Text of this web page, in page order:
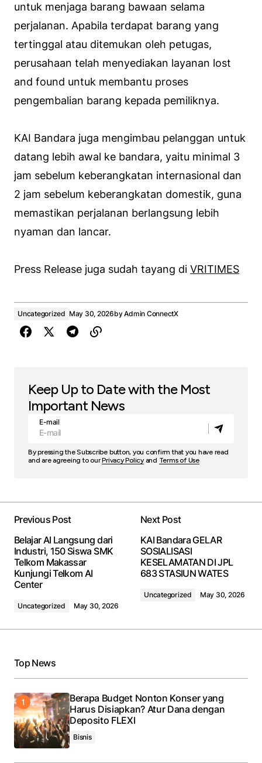
untuk menjaga barang bawaan selama
perjalanan. Apabila terdapat barang yang
tertinggal atau ditemukan oleh petugas,
perusahaan telah menyediakan layanan lost
and found untuk membantu proses
pengembalian barang kepada pemiliknya.
KAI Bandara juga mengimbau pelanggan untuk
datang lebih awal ke bandara, yaitu minimal 3
jam sebelum keberangkatan internasional dan
2 jam sebelum keberangkatan domestik, guna
memastikan perjalanan berlangsung lebih
nyaman dan lancar.
Press Release juga sudah tayang di VRITIMES
Uncategorized May 30, 2026byAdmin ConnectX
Keep Up to Date with the Most
Important News
E-mail
By pressing the Subscribe button, you confirm that you have read
and are agreeing to ourPrivacy Policyand Terms of Use
Previous Post
Belajar AI Langsung dari
Industri, 150 Siswa SMK
Telkom Makassar
Kunjungi Telkom AI
Center
Uncategorized May 30, 2026
Next Post
KAI Bandara GELAR
SOSIALISASI
KESELAMATAN DI JPL
683 STASIUN WATES
Uncategorized May 30, 2026
Top News
Berapa Budget Nonton Konser yang
Harus Disiapkan? Atur Dana dengan
Deposito FLEXI
Bisnis